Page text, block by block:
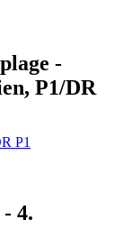
-
P1/DR
4.